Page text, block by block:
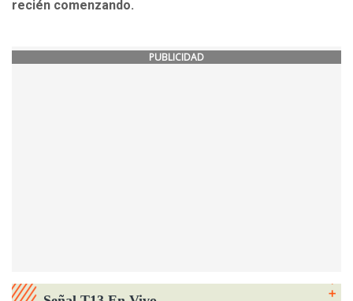
recién comenzando.
PUBLICIDAD